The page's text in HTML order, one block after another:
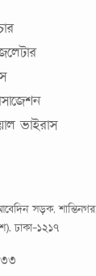
ভাইরাস
সড়ক, শান্তিনগর,
ঢাকা-১২১৭